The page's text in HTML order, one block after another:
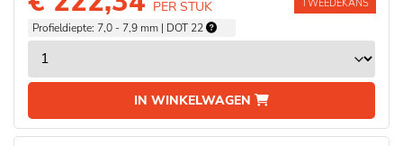
PER STUK
Profieldiepte: 7,0 - 7,9 mm | DOT 22
IN WINKELWAGEN
TWEEDEKANS